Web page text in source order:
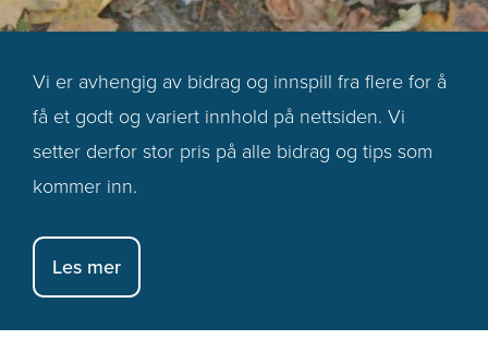
Vi er avhengig av bidrag og innspill fra flere for å
få et godt og variert innhold på nettsiden. Vi
setter derfor stor pris på alle bidrag og tips som
kommer inn.
Les mer